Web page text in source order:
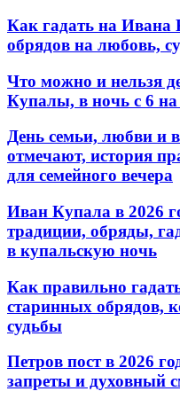
Как гадать на Ивана
обрядов на любовь,
Что можно и нельзя
Купалы, в ночь с 6
День семьи, любви и
отмечают, история
для семейного вечера
Иван Купала в 2026
традиции, обряды,
в купальскую ночь
Как правильно
старинных обрядов,
судьбы
Петров пост в 2026
запреты и духовный